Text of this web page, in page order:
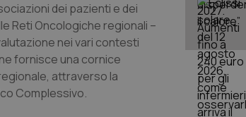
dei pazienti e dei
Reti Oncologiche regionali –
nei vari contesti
fornisce una cornice
attraverso la
Complessivo.